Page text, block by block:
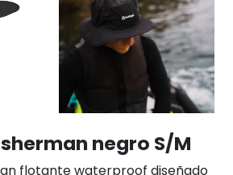
negro S/M
flotante waterproof diseñado